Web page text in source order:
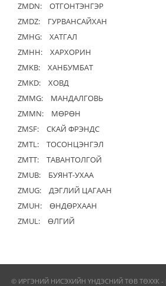
ZMDN:
ОТГОНТЭНГЭР
ZMDZ:
ГУРВАНСАЙХАН
ZMHG:
ХАТГАЛ
ZMHH:
ХАРХОРИН
ZMKB:
ХАНБУМБАТ
ZMKD:
ХОВД
ZMMG:
МАНДАЛГОВЬ
ZMMN:
МӨРӨН
ZMSF:
СКАЙ ФРЭНДС
ZMTL:
ТОСОНЦЭНГЭЛ
ZMTT:
ТАВАНТОЛГОЙ
ZMUB:
БУЯНТ-УХАА
ZMUG:
ДЭГЛИЙ ЦАГААН
ZMUH:
ӨНДӨРХААН
ZMUL:
ӨЛГИЙ
© ИРГЭНИЙ НИСЭХИЙН ҮНДЭСНИЙ ТӨВ ТӨХХК